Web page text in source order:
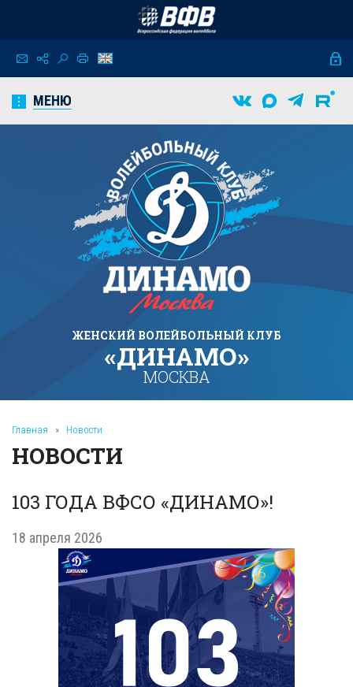
МЕНЮ
ЖЕНСКИЙ ВОЛЕЙБОЛЬНЫЙ КЛУБ
«ДИНАМО»
МОСКВА
Главная » Новости
НОВОСТИ
103 ГОДА ВФСО «ДИНАМО»!
18 апреля 2026